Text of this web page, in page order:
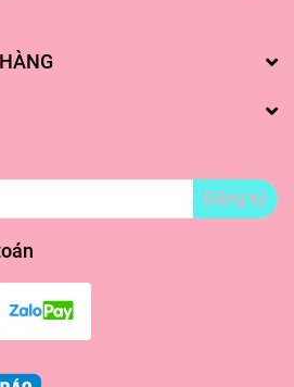
cây
cây
nhài
cách 15 - 20cm để hương tỏa
thể có nhiều mạch máu như cổ
hương thơm có thể lan tỏa rộng
Đăng ký